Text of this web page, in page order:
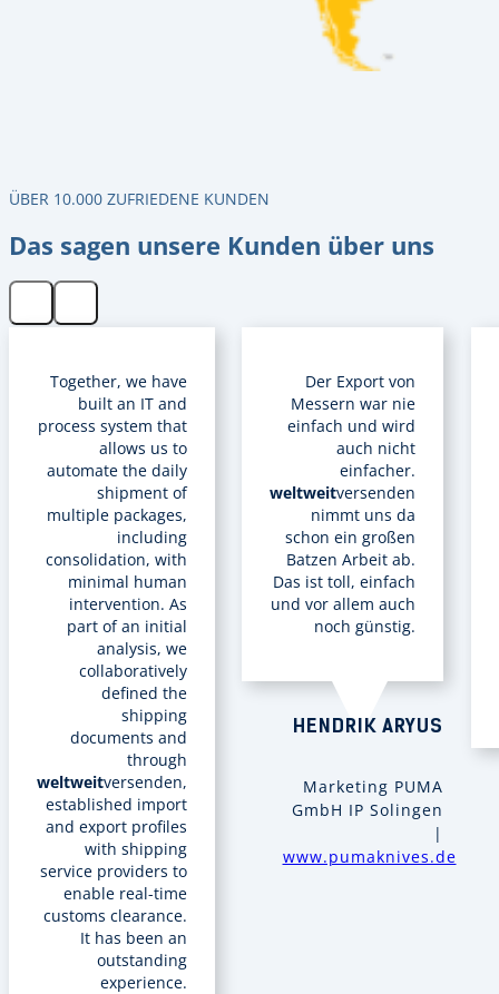
ÜBER 10.000 ZUFRIEDENE KUNDEN
Das sagen unsere Kunden über uns
Together, we have
built an IT and
process system that
allows us to
automate the daily
shipment of
multiple packages,
including
consolidation, with
minimal human
intervention. As
part of an initial
analysis, we
collaboratively
defined the
shipping
documents and
through
weltweitversenden,
established import
and export profiles
with shipping
service providers to
enable real-time
customs clearance.
It has been an
outstanding
experience.
Der Export von
Messern war nie
einfach und wird
auch nicht
einfacher.
weltweitversenden
nimmt uns da
schon ein großen
Batzen Arbeit ab.
Das ist toll, einfach
und vor allem auch
noch günstig.
HENDRIK ARYUS
Marketing PUMA
GmbH IP Solingen
|
www.pumaknives.de